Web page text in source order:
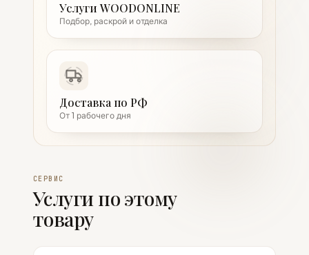
Услуги WOODONLINE
Подбор, раскрой и отделка
Доставка по РФ
От 1 рабочего дня
СЕРВИС
Услуги по этому
товару